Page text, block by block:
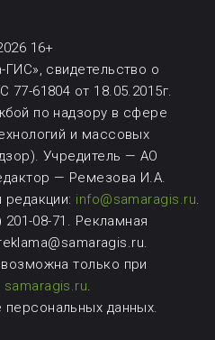
16+
свидетельство о
61804 от 18.05.2015г.
по надзору в сфере
и массовых
Учредитель — АО
— Ремезова И.А.
info@samaragis.ru.
08-71. Рекламная
возможнатолько при
samaragis.ru.
персональных данных.